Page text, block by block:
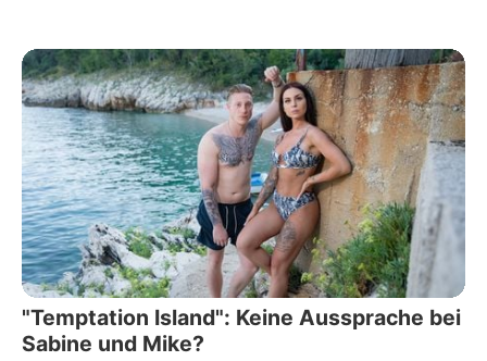
"Temptation Island": Keine Aussprache bei
Sabine und Mike?